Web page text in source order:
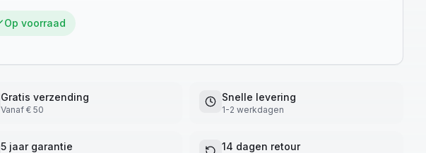
Op voorraad
Gratis verzending
Vanaf € 50
Snelle levering
1-2 werkdagen
5 jaar garantie 14 dagen retour